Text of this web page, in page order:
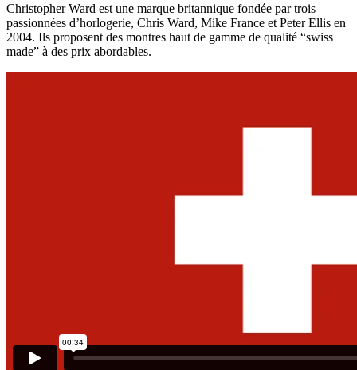
Christopher Ward est une marque britannique fondée par trois
passionnées d’horlogerie, Chris Ward, Mike France et Peter Ellis en
2004. Ils proposent des montres haut de gamme de qualité “swiss
made” à des prix abordables.